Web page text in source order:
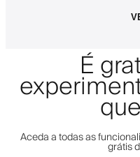
É
Aceda a todas as
grátis